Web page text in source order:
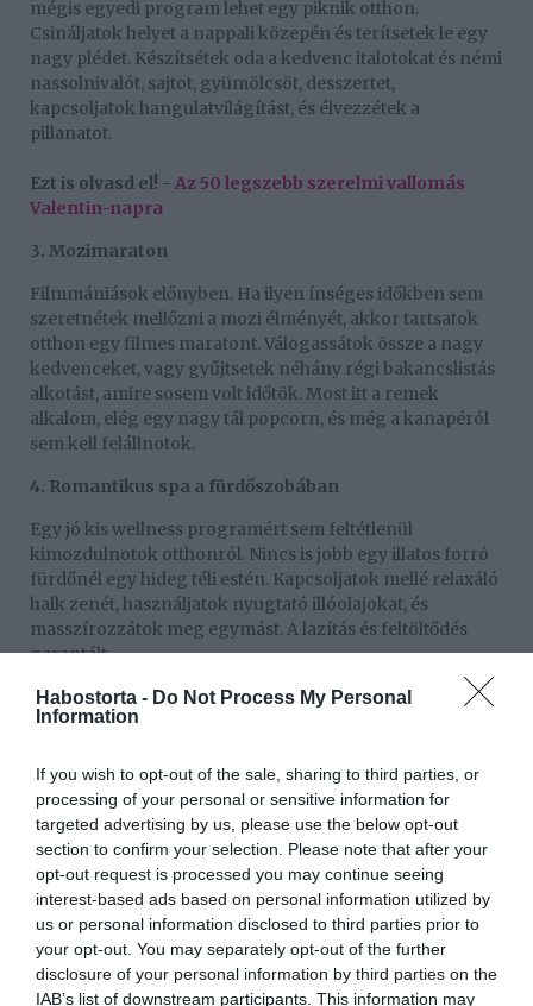
Habostorta - Do Not Process My Personal
Information
If you wish to opt-out of the sale, sharing to third parties, or
processing of your personal or sensitive information for
targeted advertising by us, please use the below opt-out
section to confirm your selection. Please note that after your
opt-out request is processed you may continue seeing
interest-based ads based on personal information utilized by
us or personal information disclosed to third parties prior to
your opt-out. You may separately opt-out of the further
disclosure of your personal information by third parties on the
IAB’s list of downstream participants. This information may
mégis egyedi program lehet egy piknik otthon.
Csináljatok helyet a nappali közepén és terítsetek le egy
nagy plédet. Készítsétek oda a kedvenc italotokat és némi
nassolnivalót, sajtot, gyümölcsöt, desszertet,
kapcsoljatok hangulatvilágítást, és élvezzétek a
pillanatot.
Ezt is olvasd el! - Az 50 legszebb szerelmi vallomás
Valentin-napra
3. Mozimaraton
Filmmániások előnyben. Ha ilyen ínséges időkben sem
szeretnétek mellőzni a mozi élményét, akkor tartsatok
otthon egy filmes maratont. Válogassátok össze a nagy
kedvenceket, vagy gyűjtsetek néhány régi bakancslistás
alkotást, amire sosem volt időtök. Most itt a remek
alkalom, elég egy nagy tál popcorn, és még a kanapéról
sem kell felállnotok.
4. Romantikus spa a fürdőszobában
Egy jó kis wellness programért sem feltétlenül
kimozdulnotok otthonról. Nincs is jobb egy illatos forró
fürdőnél egy hideg téli estén. Kapcsoljatok mellé relaxáló
halk zenét, használjatok nyugtató illóolajokat, és
masszírozzátok meg egymást. A lazítás és feltöltődés
garantált.
5. Kvíz
nyújthat egy „ismerkedős” kvíz. Ezt többféleképpen is
játszatjátok. Mindketten írjatok össze 10-10 kérdést,
olyan témákban, amelyet még nem tudtok a másikról.
Vagy meg is fordíthatjátok a dolgot, és tegyetek fel
magatokról 10 kérdést, amelyre a párotoknak kell
válaszolnia. A végeredmény mindenképpen tanulságos
lesz, kiderül ugyanis, hogy valójában mennyire ismeritek
egymást.
6. Reggeli az ágyban